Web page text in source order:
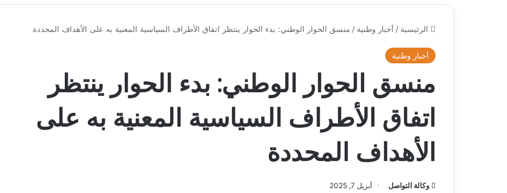
الرئيسية / أخبار وطنية / منسق الحوار الوطني: بدء الحوار ينتظر اتفاق الأطراف السياسية المعنية به على الأهداف المحددة
أخبار وطنية
منسق الحوار الوطني: بدء الحوار ينتظر
اتفاق الأطراف السياسية المعنية به على
الأهداف المحددة
وكالة التواصل أبريل 7, 2025